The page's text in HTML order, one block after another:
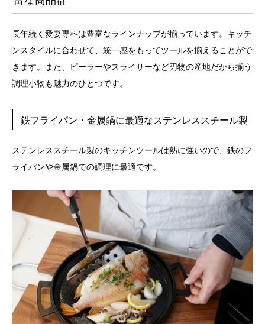
長年続く愛妻専科は豊富なラインナップが揃っています。キッチ
ンスタイルに合わせて、統一感をもってツールを揃えることがで
きます。また、ピーラーやスライサーなど刃物の産地だから揃う
調理小物も魅力のひとつです。
鉄フライパン・金属鍋に最適なステンレススチール製
ステンレススチール製のキッチンツールは熱に強いので、鉄のフ
ライパンや金属鍋での調理に最適です。